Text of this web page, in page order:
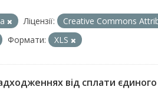
Ліцензії: Creative Commons
Формати: XLS
від сплати